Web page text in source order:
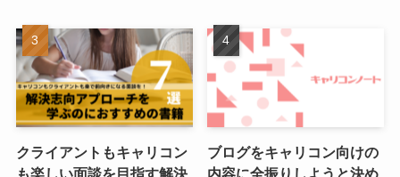
クライアントもキャリコン
ブログをキャリコン向けの